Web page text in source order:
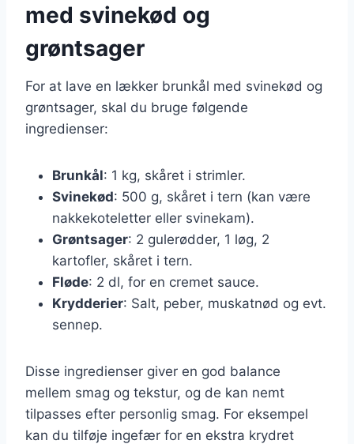
med svinekød og
grøntsager
For at lave en lækker brunkål med svinekød og
grøntsager, skal du bruge følgende
ingredienser:
Brunkål: 1 kg, skåret i strimler.
Svinekød: 500 g, skåret i tern (kan være
nakkekoteletter eller svinekam).
Grøntsager: 2 gulerødder, 1 løg, 2
kartofler, skåret i tern.
Fløde: 2 dl, for en cremet sauce.
Krydderier: Salt, peber, muskatnød og evt.
sennep.
Disse ingredienser giver en god balance
mellem smag og tekstur, og de kan nemt
tilpasses efter personlig smag. For eksempel
kan du tilføje ingefær for en ekstra krydret